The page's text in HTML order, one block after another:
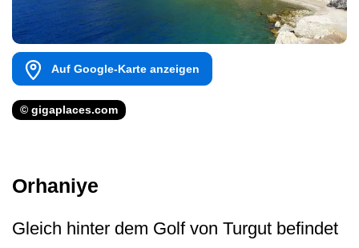
Auf Google-Karte anzeigen
© gigaplaces.com
Orhaniye
Gleich hinter dem Golf von Turgut befindet